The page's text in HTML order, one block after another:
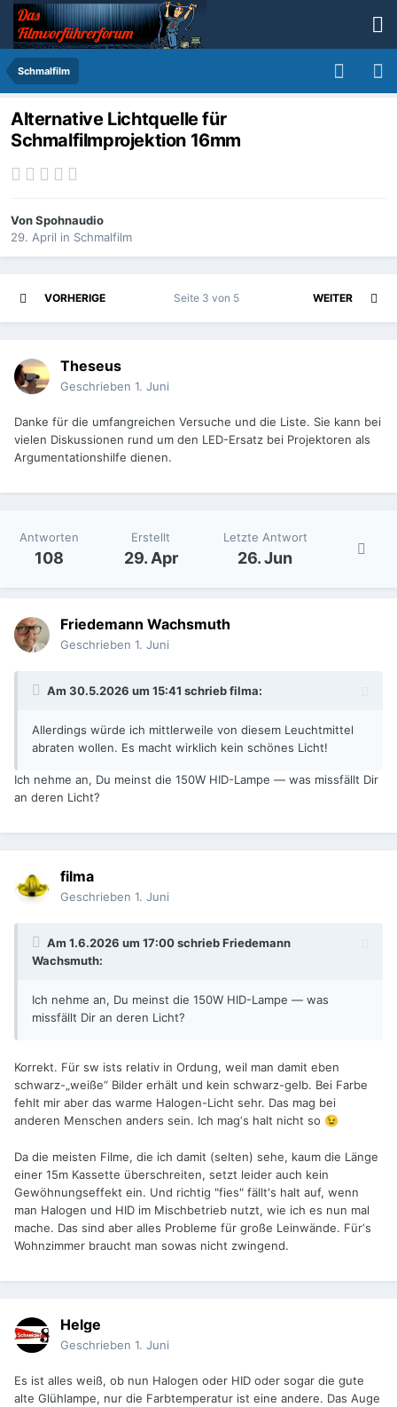
Schmalfilm
Alternative Lichtquelle für
Schmalfilmprojektion 16mm
VonSpohnaudio
29. April in Schmalfilm
VORHERIGE WEITER
Seite 3 von 5
Theseus
Geschrieben 1. Juni
Danke für die umfangreichen Versuche und die Liste. Sie kann bei
vielen Diskussionen rund um den LED-Ersatz bei Projektoren als
Argumentationshilfe dienen.
Antworten
108
Erstellt
29. Apr
Letzte Antwort
26. Jun
Friedemann Wachsmuth
Geschrieben 1. Juni
Am 30.5.2026 um 15:41 schriebfilma:
Allerdings würde ich mittlerweile von diesem Leuchtmittel
abraten wollen. Es macht wirklich kein schönes Licht!
Ich nehme an, Du meinst die 150W HID-Lampe — was missfällt Dir
an deren Licht?
filma
Geschrieben 1. Juni
Am 1.6.2026 um 17:00 schriebFriedemann
Wachsmuth:
Ich nehme an, Du meinst die 150W HID-Lampe — was
missfällt Dir an deren Licht?
Korrekt. Für sw ists relativ in Ordung, weil man damit eben
schwarz-„weiße“ Bilder erhält und kein schwarz-gelb. Bei Farbe
fehlt mir aber das warme Halogen-Licht sehr. Das mag bei
anderen Menschen anders sein. Ich mag‘s halt nicht so 😉
Da die meisten Filme, die ich damit (selten) sehe, kaum die Länge
einer 15m Kassette überschreiten, setzt leider auch kein
Gewöhnungseffekt ein. Und richtig "fies" fällt's halt auf, wenn
man Halogen und HID im Mischbetrieb nutzt, wie ich es nun mal
mache. Das sind aber alles Probleme für große Leinwände. Für‘s
Wohnzimmer braucht man sowas nicht zwingend.
Helge
Geschrieben 1. Juni
Es ist alles weiß, ob nun Halogen oder HID oder sogar die gute
alte Glühlampe, nur die Farbtemperatur ist eine andere. Das Auge